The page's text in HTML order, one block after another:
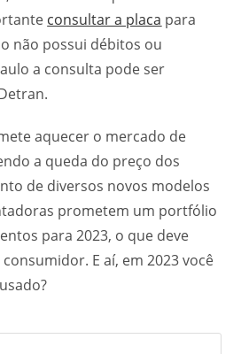
consultar a placa para
não possui débitos ou
a consulta pode ser
aquecer o mercado de
a queda do preço dos
de diversos novos modelos
prometem um portfólio
para 2023, o que deve
E aí, em 2023 você